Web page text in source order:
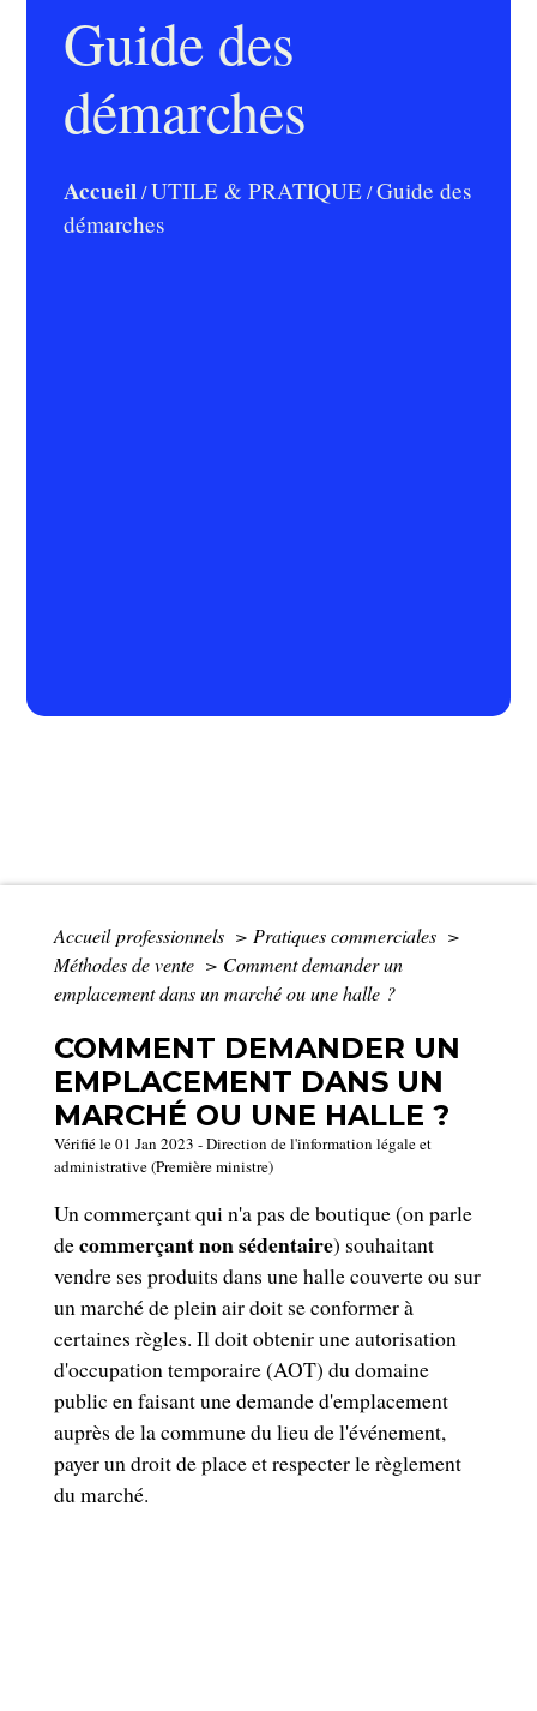
Guide des
démarches
Accueil/UTILE & PRATIQUE/Guide des
démarches
Accueil professionnels > Pratiques commerciales >
Méthodes de vente > Comment demander un
emplacement dans un marché ou une halle ?
COMMENT DEMANDER UN
EMPLACEMENT DANS UN
MARCHÉ OU UNE HALLE ?
Vérifié le 01 Jan 2023 - Direction de l'information légale et
administrative (Première ministre)
Un commerçant qui n'a pas de boutique (on parle
decommerçant non sédentaire) souhaitant
vendre ses produits dans une halle couverte ou sur
un marché de plein air doit se conformer à
certaines règles. Il doit obtenir une autorisation
d'occupation temporaire (AOT) du domaine
public en faisant une demande d'emplacement
auprès de la commune du lieu de l'événement,
payer un droit de place et respecter le règlement
du marché.